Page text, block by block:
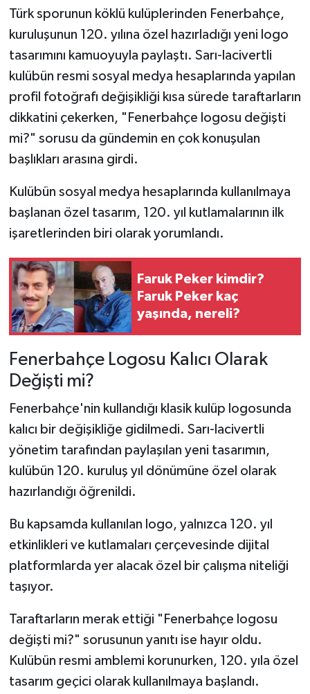
Türk sporunun köklü kulüplerinden Fenerbahçe,
kuruluşunun 120. yılına özel hazırladığı yeni logo
tasarımını kamuoyuyla paylaştı. Sarı-lacivertli
kulübün resmi sosyal medya hesaplarında yapılan
profil fotoğrafı değişikliği kısa sürede taraftarların
dikkatini çekerken, "Fenerbahçe logosu değişti
mi?" sorusu da gündemin en çok konuşulan
başlıkları arasına girdi.
Kulübün sosyal medya hesaplarında kullanılmaya
başlanan özel tasarım, 120. yıl kutlamalarının ilk
işaretlerinden biri olarak yorumlandı.
Faruk Peker kimdir?
Faruk Peker kaç
yaşında, nereli?
Fenerbahçe Logosu Kalıcı Olarak
Değişti mi?
Fenerbahçe'nin kullandığı klasik kulüp logosunda
kalıcı bir değişikliğe gidilmedi. Sarı-lacivertli
yönetim tarafından paylaşılan yeni tasarımın,
kulübün 120. kuruluş yıl dönümüne özel olarak
hazırlandığı öğrenildi.
Bu kapsamda kullanılan logo, yalnızca 120. yıl
etkinlikleri ve kutlamaları çerçevesinde dijital
platformlarda yer alacak özel bir çalışma niteliği
taşıyor.
Taraftarların merak ettiği "Fenerbahçe logosu
değişti mi?" sorusunun yanıtı ise hayır oldu.
Kulübün resmi amblemi korunurken, 120. yıla özel
tasarım geçici olarak kullanılmaya başlandı.
SürManşet
Teknoloji
Yaşam
KAHRAMANMARAŞ